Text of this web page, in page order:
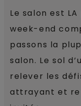
Le salon est
week-end
passons la
salon. Le sol
relever les
attrayant et